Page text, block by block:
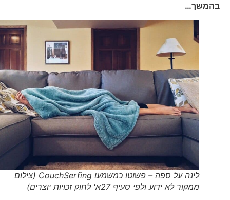
בהמשך…
לינה על ספה – פשוטו כמשמעו CouchSerfing (צילום
ממקור לא ידוע ולפי סעיף 27א' לחוק זכויות יוצרים)